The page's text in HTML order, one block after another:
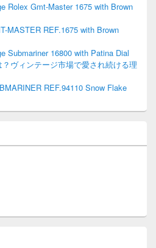
Rolex Gmt-Master 1675 with Brown
MASTER REF.1675 with Brown
Submariner 16800 with Patina Dial
ヴィンテージ市場で愛され続ける理
REF.94110 Snow Flake